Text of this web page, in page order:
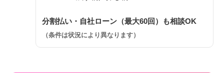
分割払い・自社ローン（最大60回）も相談OK
（条件は状況により異なります）